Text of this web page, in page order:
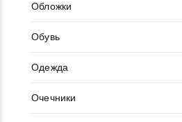
Обложки
Обувь
Одежда
Очечники